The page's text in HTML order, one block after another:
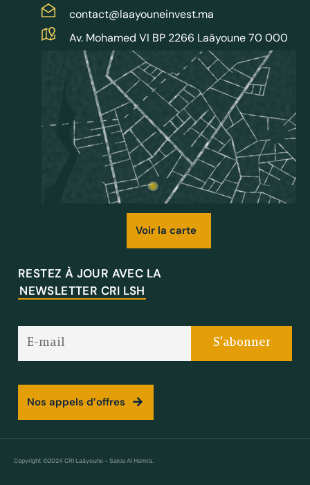
contact@laayouneinvest.ma
Av. Mohamed VI BP 2266 Laâyoune 70 000
Voir la carte
RESTEZ À JOUR AVEC LA
NEWSLETTER CRI LSH
Nos appels d’offres
Copyright ©2024 CRI Laâyoune – Sakia Al Hamra.